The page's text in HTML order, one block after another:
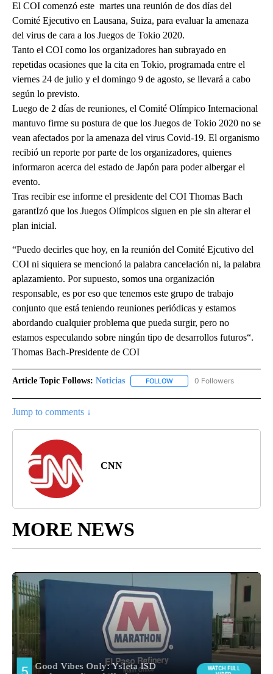
El COI comenzó este martes una reunión de dos días del
Comité Ejecutivo en Lausana, Suiza, para evaluar la amenaza
del virus de cara a los Juegos de Tokio 2020.
Tanto el COI como los organizadores han subrayado en
repetidas ocasiones que la cita en Tokio, programada entre el
viernes 24 de julio y el domingo 9 de agosto, se llevará a cabo
según lo previsto.
Luego de 2 días de reuniones, el Comité Olímpico Internacional
mantuvo firme su postura de que los Juegos de Tokio 2020 no se
vean afectados por la amenaza del virus Covid-19. El organismo
recibió un reporte por parte de los organizadores, quienes
informaron acerca del estado de Japón para poder albergar el
evento.
Tras recibir ese informe el presidente del COI Thomas Bach
garantIzó que los Juegos Olímpicos siguen en pie sin alterar el
plan inicial.
“Puedo decirles que hoy, en la reunión del Comité Ejcutivo del
COI ni siquiera se mencionó la palabra cancelación ni, la palabra
aplazamiento. Por supuesto, somos una organización
responsable, es por eso que tenemos este grupo de trabajo
conjunto que está teniendo reuniones periódicas y estamos
abordando cualquier problema que pueda surgir, pero no
estamos especulando sobre ningún tipo de desarrollos futuros“.
Thomas Bach-Presidente de COI
Article Topic Follows: Noticias FOLLOW FOLLOW "NOTICIAS" TO
0 Followers
Jump to comments ↓
CNN
MORE NEWS